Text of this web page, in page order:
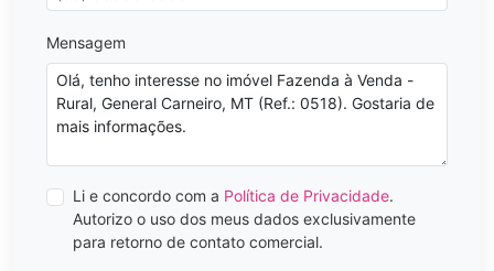
Mensagem
Li e concordo com a Política de Privacidade.
Autorizo o uso dos meus dados exclusivamente
para retorno de contato comercial.